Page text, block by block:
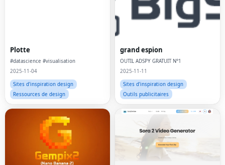
Plotte
#datascience #visualisation
2025-11-04
Sites d'inspiration design
Ressources de design
grand espion
OUTIL ADSPY GRATUIT N°1
2025-11-11
Sites d'inspiration design
Outils publicitaires